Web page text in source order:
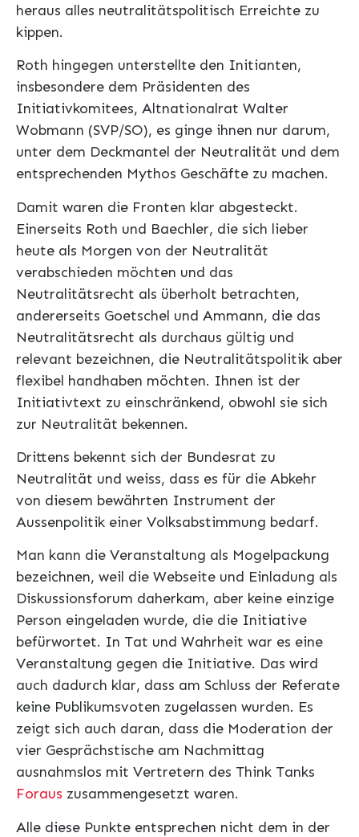
heraus alles neutralitätspolitisch Erreichte zu
kippen.
Roth hingegen unterstellte den Initianten,
insbesondere dem Präsidenten des
Initiativkomitees, Altnationalrat Walter
Wobmann (SVP/SO), es ginge ihnen nur darum,
unter dem Deckmantel der Neutralität und dem
entsprechenden Mythos Geschäfte zu machen.
Damit waren die Fronten klar abgesteckt.
Einerseits Roth und Baechler, die sich lieber
heute als Morgen von der Neutralität
verabschieden möchten und das
Neutralitätsrecht als überholt betrachten,
andererseits Goetschel und Ammann, die das
Neutralitätsrecht als durchaus gültig und
relevant bezeichnen, die Neutralitätspolitik aber
flexibel handhaben möchten. Ihnen ist der
Initiativtext zu einschränkend, obwohl sie sich
zur Neutralität bekennen.
Drittens bekennt sich der Bundesrat zu
Neutralität und weiss, dass es für die Abkehr
von diesem bewährten Instrument der
Aussenpolitik einer Volksabstimmung bedarf.
Man kann die Veranstaltung als Mogelpackung
bezeichnen, weil die Webseite und Einladung als
Diskussionsforum daherkam, aber keine einzige
Person eingeladen wurde, die die Initiative
befürwortet. In Tat und Wahrheit war es eine
Veranstaltung gegen die Initiative. Das wird
auch dadurch klar, dass am Schluss der Referate
keine Publikumsvoten zugelassen wurden. Es
zeigt sich auch daran, dass die Moderation der
vier Gesprächstische am Nachmittag
ausnahmslos mit Vertretern des Think Tanks
Foraus zusammengesetzt waren.
Alle diese Punkte entsprechen nicht dem in der